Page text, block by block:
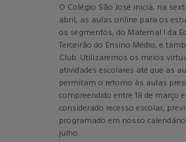
O Colégio São José inicia, na
abril, as aulas online para os
os segmentos, do Maternal I da
Terceirão do Ensino Médio, e
Club. Utilizaremos os meios
atividades escolares até que as
permitam o retorno às aulas
compreendido entre 18 de março
considerado recesso escolar,
programado em nosso
julho.